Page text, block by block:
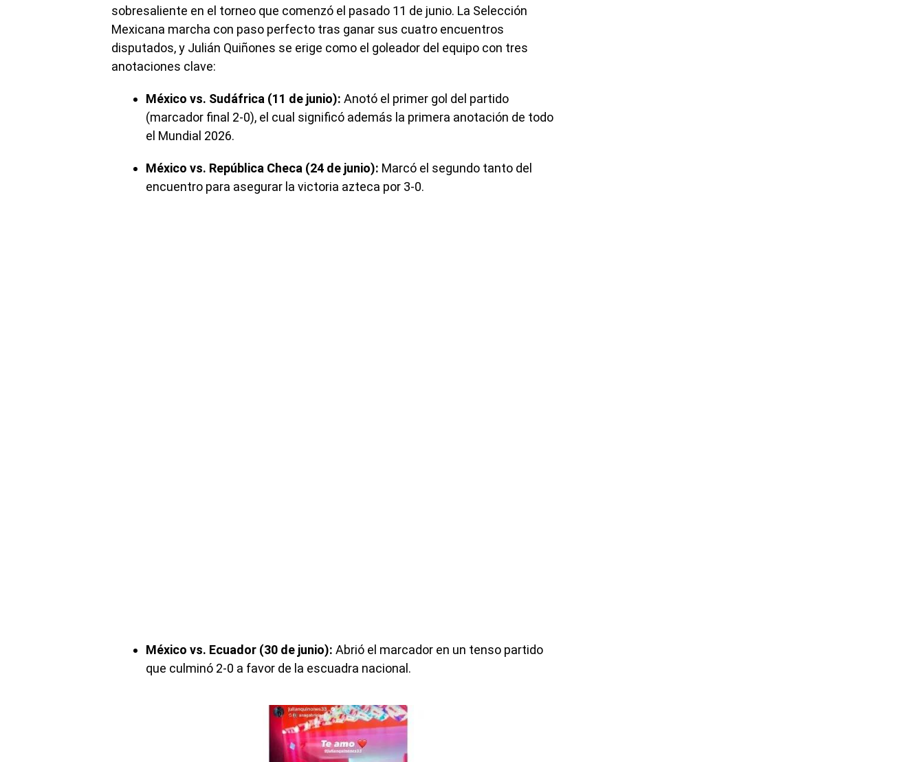
sobresaliente en el torneo que comenzó el pasado 11 de junio. La Selección
Mexicana marcha con paso perfecto tras ganar sus cuatro encuentros
disputados, y Julián Quiñones se erige como el goleador del equipo con tres
anotaciones clave:
México vs. Sudáfrica (11 de junio): Anotó el primer gol del partido
(marcador final 2-0), el cual significó además la primera anotación de todo
el Mundial 2026.
México vs. República Checa (24 de junio): Marcó el segundo tanto del
encuentro para asegurar la victoria azteca por 3-0.
México vs. Ecuador (30 de junio): Abrió el marcador en un tenso partido
que culminó 2-0 a favor de la escuadra nacional.